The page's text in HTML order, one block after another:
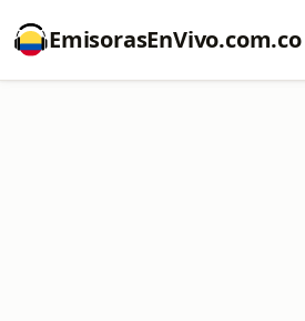
EmisorasEnVivo.com.co